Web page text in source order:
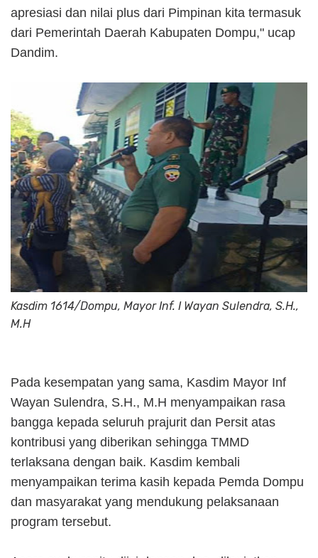
apresiasi dan nilai plus dari Pimpinan kita termasuk
dari Pemerintah Daerah Kabupaten Dompu," ucap
Dandim.
Kasdim 1614/Dompu, Mayor Inf. I Wayan Sulendra, S.H.,
M.H
Pada kesempatan yang sama, Kasdim Mayor Inf
Wayan Sulendra, S.H., M.H menyampaikan rasa
bangga kepada seluruh prajurit dan Persit atas
kontribusi yang diberikan sehingga TMMD
terlaksana dengan baik. Kasdim kembali
menyampaikan terima kasih kepada Pemda Dompu
dan masyarakat yang mendukung pelaksanaan
program tersebut.